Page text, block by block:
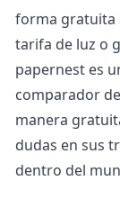
forma gratuita
tarifa de luz o
papernest es
comparador
manera
dudas en sus
dentro del